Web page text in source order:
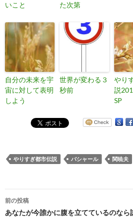
いこと
た次第
自分の未来を宇
宙に対して表明
しよう
世界が変わる３
秒前
やり
説
SP
やりすぎ都市伝説 バシャール 関暁夫
投
稿
前の投稿
あなたが今誰かに腹を立てているのなら